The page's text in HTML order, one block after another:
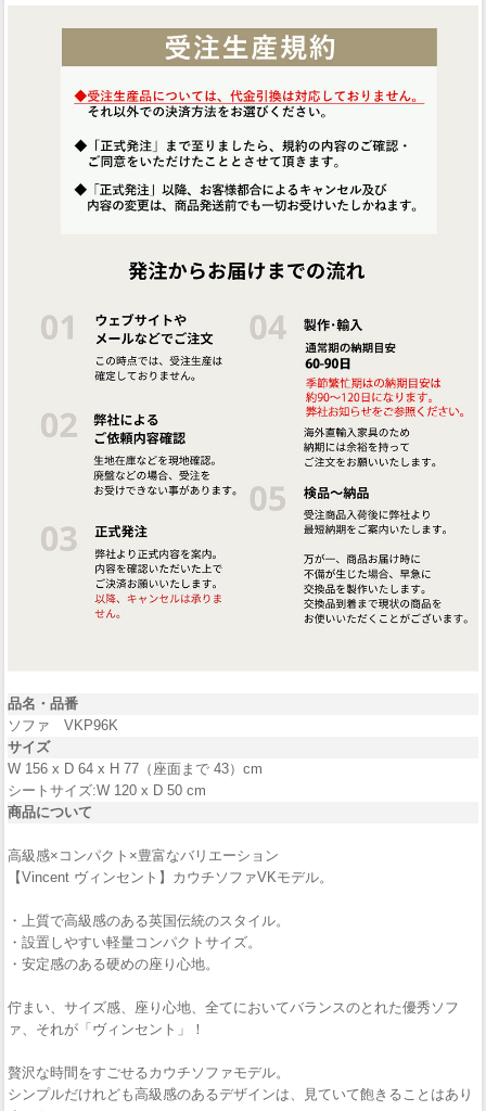
品名・品番
ソファ VKP96K
サイズ
W 156 x D 64 x H 77（座面まで 43）cm
シートサイズ:W 120 x D 50 cm
商品について
高級感×コンパクト×豊富なバリエーション
【Vincent ヴィンセント】カウチソファVKモデル。
・上質で高級感のある英国伝統のスタイル。
・設置しやすい軽量コンパクトサイズ。
・安定感のある硬めの座り心地。
佇まい、サイズ感、座り心地、全てにおいてバランスのとれた優秀ソフ
ァ、それが「ヴィンセント」！
贅沢な時間をすごせるカウチソファモデル。
シンプルだけれども高級感のあるデザインは、見ていて飽きることはあり